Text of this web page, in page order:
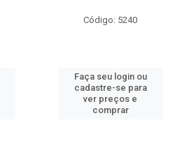
Código: 5240
Faça seu login ou
cadastre-se para
ver preços e
comprar